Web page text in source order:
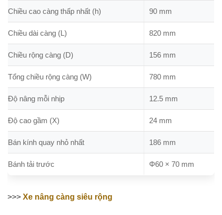
Chiều cao càng thấp nhất (h) 90 mm
Chiều dài càng (L) 820 mm
Chiều rộng càng (D) 156 mm
Tổng chiều rộng càng (W) 780 mm
Độ nâng mỗi nhịp 12.5 mm
Độ cao gầm (X) 24 mm
Bán kính quay nhỏ nhất 186 mm
Bánh tải trước Φ60 × 70 mm
>>> Xe nâng càng siêu rộng